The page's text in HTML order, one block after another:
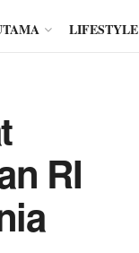
LIFESTYLE
RI